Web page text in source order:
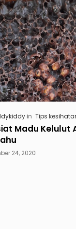
Tips
Madu Kelulut
24, 2020